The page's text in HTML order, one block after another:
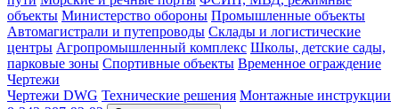
объекты Министерство обороны Промышленные объекты
Автомагистрали и путепроводы Склады и логистические
центры Агропромышленный комплекс Школы, детские сады,
парковые зоны Спортивные объекты Временное ограждение
Чертежи
Чертежи DWG Технические решения Монтажные инструкции